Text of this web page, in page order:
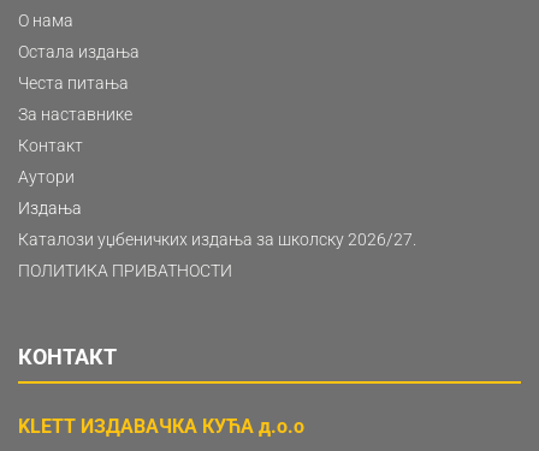
О нама
Остала издања
Честа питања
За наставнике
Контакт
Аутори
Издања
Каталози уџбеничких издања за школску 2026/27.
ПОЛИТИКА ПРИВАТНОСТИ
КОНТАКТ
KLETT ИЗДАВАЧКА КУЋА д.о.о